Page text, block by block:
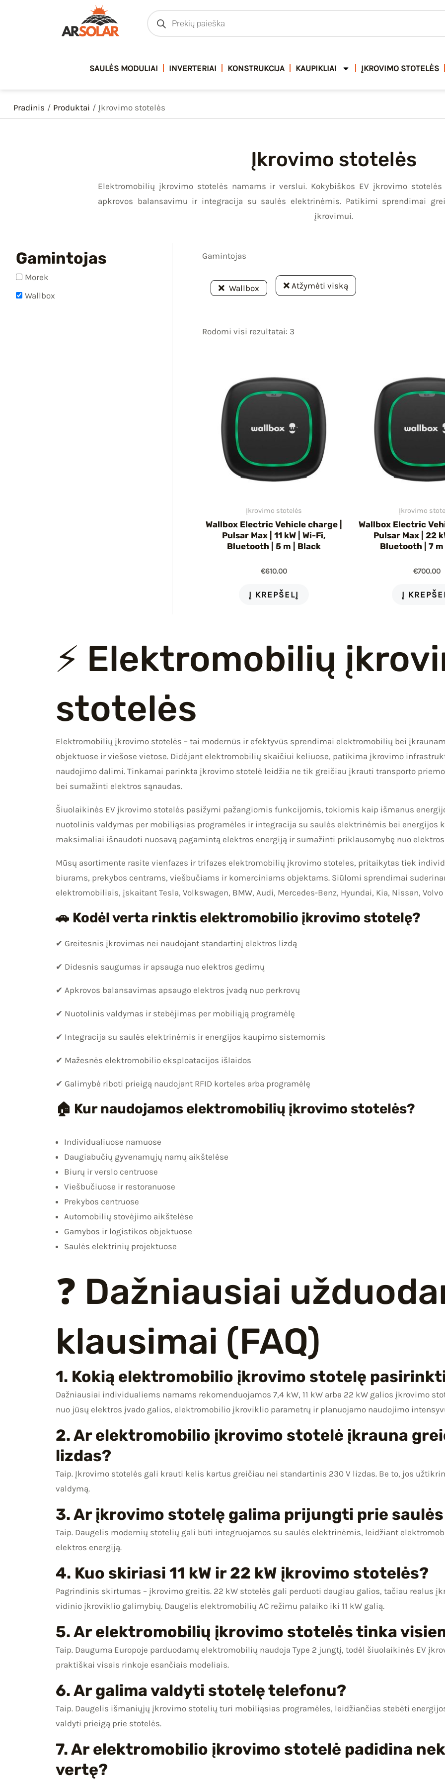
Products
search
SAULĖS MODULIAI INVERTERIAI KONSTRUKCIJA KAUPIKLIAI ĮKROVIMO STOTELĖS
Pradinis Produktai Įkrovimo stotelės
Įkrovimo stotelės
Elektromobilių įkrovimo stotelės namams ir verslui. Kokybiškos EV įkrovimo
apkrovos balansavimu ir integracija su saulės elektrinėmis. Patikimi sprendimai
įkrovimui.
Gamintojas
Morek
Wallbox
Gamintojas
Wallbox Atžymėti viską
Rodomi visi rezultatai: 3
Įkrovimo stotelės
Wallbox Electric Vehicle charge |
Pulsar Max | 11 kW | Wi-Fi,
Bluetooth | 5 m | Black
€610.00
Į KREPŠELĮ
Įkrovimo
Wallbox Electric
Pulsar Max | 22
Bluetooth | 7
€700.00
Į
⚡ Elektromobilių
stotelės
Elektromobilių įkrovimo stotelės – tai modernūs ir efektyvūs sprendimai elektromobilių bei
objektuose ir viešose vietose. Didėjant elektromobilių skaičiui keliuose, patikima įkrovimo
naudojimo dalimi. Tinkamai parinkta įkrovimo stotelė leidžia ne tik greičiau įkrauti transporto
bei sumažinti elektros sąnaudas.
Šiuolaikinės EV įkrovimo stotelės pasižymi pažangiomis funkcijomis, tokiomis kaip išmanus
nuotolinis valdymas per mobiliąsias programėles ir integracija su saulės elektrinėmis bei energijos
maksimaliai išnaudoti nuosavą pagamintą elektros energiją ir sumažinti priklausomybę nuo
Mūsų asortimente rasite vienfazes ir trifazes elektromobilių įkrovimo stoteles, pritaikytas tiek
biurams, prekybos centrams, viešbučiams ir komerciniams objektams. Siūlomi sprendimai
elektromobiliais, įskaitant Tesla, Volkswagen, BMW, Audi, Mercedes-Benz, Hyundai, Kia, Nissan,
🚗 Kodėl verta rinktis elektromobilio įkrovimo stotelę?
✔ Greitesnis įkrovimas nei naudojant standartinį elektros lizdą
✔ Didesnis saugumas ir apsauga nuo elektros gedimų
✔ Apkrovos balansavimas apsaugo elektros įvadą nuo perkrovų
✔ Nuotolinis valdymas ir stebėjimas per mobiliąją programėlę
✔ Integracija su saulės elektrinėmis ir energijos kaupimo sistemomis
✔ Mažesnės elektromobilio eksploatacijos išlaidos
✔ Galimybė riboti prieigą naudojant RFID korteles arba programėlę
🏠 Kur naudojamos elektromobilių įkrovimo stotelės?
Individualiuose namuose
Daugiabučių gyvenamųjų namų aikštelėse
Biurų ir verslo centruose
Viešbučiuose ir restoranuose
Prekybos centruose
Automobilių stovėjimo aikštelėse
Gamybos ir logistikos objektuose
Saulės elektrinių projektuose
❓ Dažniausiai
klausimai (FAQ)
1. Kokią elektromobilio įkrovimo stotelę
Dažniausiai individualiems namams rekomenduojamos 7,4 kW, 11 kW arba 22 kW galios įkrovimo
nuo jūsų elektros įvado galios, elektromobilio įkroviklio parametrų ir planuojamo naudojimo
2. Ar elektromobilio įkrovimo stotelė įkrauna
lizdas?
Taip. Įkrovimo stotelės gali krauti kelis kartus greičiau nei standartinis 230 V lizdas. Be to, jos
valdymą.
3. Ar įkrovimo stotelę galima prijungti prie
Taip. Daugelis modernių stotelių gali būti integruojamos su saulės elektrinėmis, leidžiant
elektros energiją.
4. Kuo skiriasi 11 kW ir 22 kW įkrovimo stotelės?
Pagrindinis skirtumas – įkrovimo greitis. 22 kW stotelės gali perduoti daugiau galios, tačiau realus
vidinio įkroviklio galimybių. Daugelis elektromobilių AC režimu palaiko iki 11 kW galią.
5. Ar elektromobilių įkrovimo stotelės tinka
Taip. Dauguma Europoje parduodamų elektromobilių naudoja Type 2 jungtį, todėl šiuolaikinės EV
praktiškai visais rinkoje esančiais modeliais.
6. Ar galima valdyti stotelę telefonu?
Taip. Daugelis išmaniųjų įkrovimo stotelių turi mobiliąsias programėles, leidžiančias stebėti
valdyti prieigą prie stotelės.
7. Ar elektromobilio įkrovimo stotelė padidina
vertę?